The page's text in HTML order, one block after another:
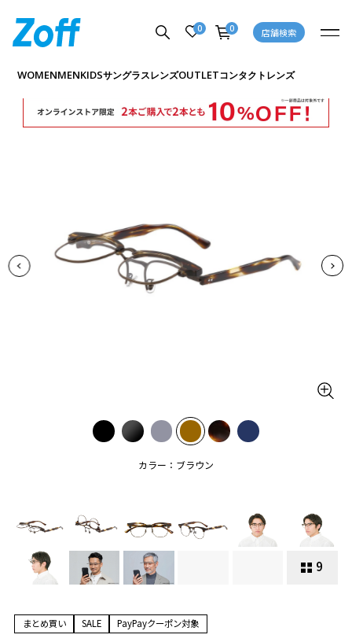
0 0 店舗検索
WOMENMENKIDSサングラスレンズOUTLETコンタクトレンズ
カラー：ブラウン
9
商品詳細ページへ
まとめ買い SALE PayPayクーポン対象